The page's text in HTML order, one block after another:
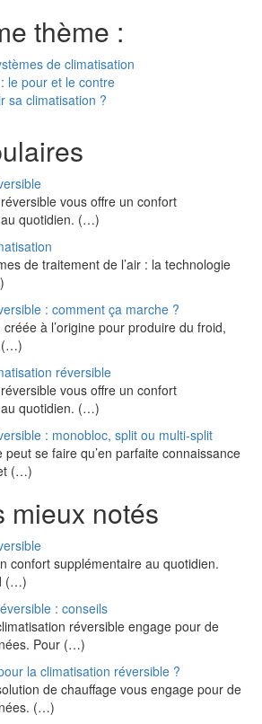
thème :
de climatisation
le pour et le contre
sa climatisation ?
vous offre un confort
quotidien. (…)
de traitement de l’air : la technologie
: comment ça marche ?
à l’origine pour produire du froid,
(…)
réversible
vous offre un confort
quotidien. (…)
: monobloc, split ou multi-split
peut se faire qu’en parfaite connaissance
(…)
mieux notés
confort supplémentaire au quotidien.
(…)
: conseils
réversible engage pour de
Pour (…)
la climatisation réversible ?
de chauffage vous engage pour de
(…)